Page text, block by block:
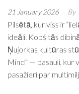
21 January 2026 By
Pilsētā, kur viss ir
ideāli. Kopš tās
Ņujorkas kultūras
Mind” — pasauli,
pasažieri par